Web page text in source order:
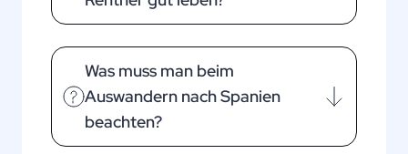
Was muss man beim
Auswandern nach Spanien
beachten?